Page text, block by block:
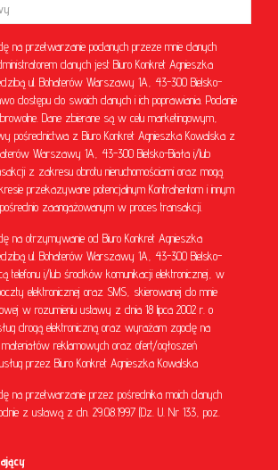
na przetwarzanie podanych przeze mnie danych
danych jest Biuro Konkret Agnieszka
ul. Bohaterów Warszawy 1A, 43-300 Bielsko-
dostępu do swoich danych i ich poprawiania. Podanie
Dane zbierane są w celu marketingowym,
pośrednictwa z Biuro Konkret Agnieszka Kowalska z
Warszawy 1A, 43-300 Bielsko-Biała i/lub
z zakresu obrotu nieruchomościami oraz mogą
przekazywane potencjalnym Kontrahentom i innym
zaangażowanym w proces transakcji.
na otrzymywanie od Biuro Konkret Agnieszka
ul. Bohaterów Warszawy 1A, 43-300 Bielsko-
telefonu i/lub środków komunikacji elektronicznej, w
elektronicznej oraz SMS, skierowanej do mnie
w rozumieniu ustawy z dnia 18 lipca 2002 r. o
drogą elektroniczną oraz wyrażam zgodę na
reklamowych oraz ofert/ogłoszeń
przez Biuro Konkret Agnieszka Kowalska
na przetwarzanie przez pośrednika moich danych
z ustawą z dn. 29.08.1997 (Dz. U. Nr 133, poz.